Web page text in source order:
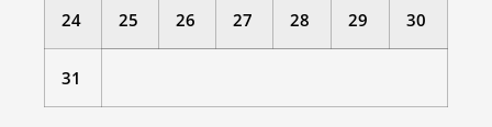
24 25 26 27 28 29 30
31